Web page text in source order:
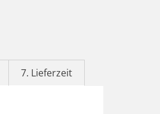
7. Lieferzeit